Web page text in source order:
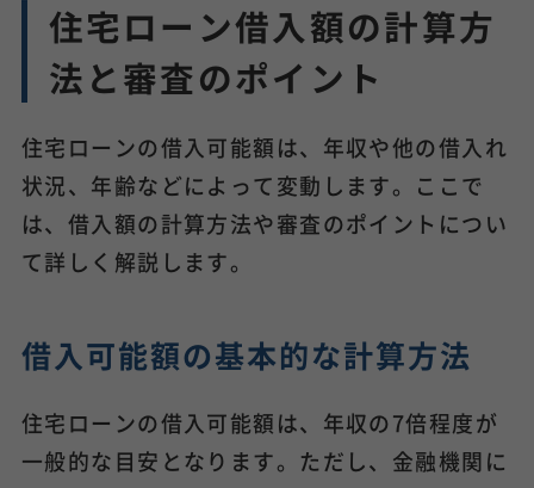
住宅ローン借入額の計算方
法と審査のポイント
住宅ローンの借入可能額は、年収や他の借入れ
状況、年齢などによって変動します。ここで
は、借入額の計算方法や審査のポイントについ
て詳しく解説します。
借入可能額の基本的な計算方法
住宅ローンの借入可能額は、年収の7倍程度が
一般的な目安となります。ただし、金融機関に